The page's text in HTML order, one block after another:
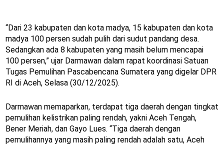
“Dari 23 kabupaten dan kota madya, 15 kabupaten dan kota
madya 100 persen sudah pulih dari sudut pandang desa.
Sedangkan ada 8 kabupaten yang masih belum mencapai
100 persen,” ujar Darmawan dalam rapat koordinasi Satuan
Tugas Pemulihan Pascabencana Sumatera yang digelar DPR
RI di Aceh, Selasa (30/12/2025).
Darmawan memaparkan, terdapat tiga daerah dengan tingkat
pemulihan kelistrikan paling rendah, yakni Aceh Tengah,
Bener Meriah, dan Gayo Lues. “Tiga daerah dengan
pemulihannya yang masih paling rendah adalah satu, Aceh